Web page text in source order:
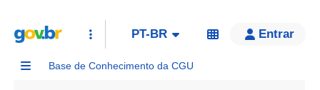
PT-BR Entrar
Base de Conhecimento da CGU